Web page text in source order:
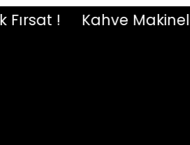
! Kahve